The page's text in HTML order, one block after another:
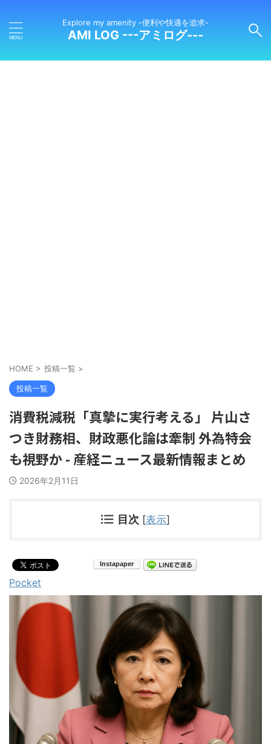
Explore my amenity -便利や快適を追求-
AMI LOG ---アミログ---
HOME > 投稿一覧 >
投稿一覧
消費税減税「真摯に実行考える」 片山さ
つき財務相、財政悪化論は牽制 外為特会
も視野か - 産経ニュース最新情報まとめ
2026年2月11日
目次 [表示]
Pocket